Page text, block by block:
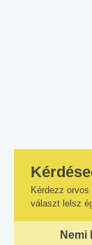
Kérdezz
választ lelsz
Nemi